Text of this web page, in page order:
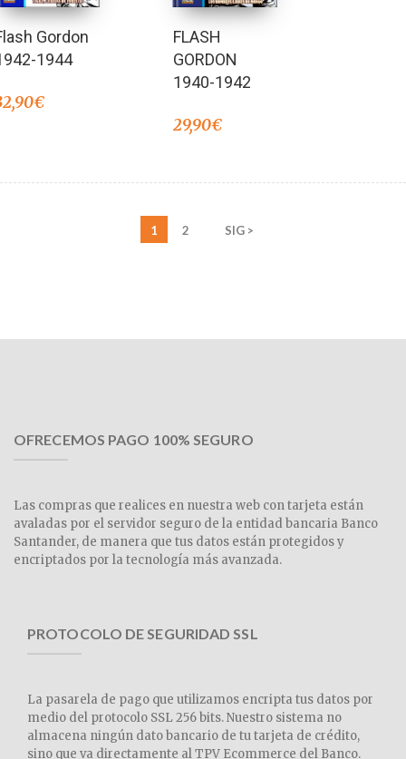
Gordon
1944
€
FLASH
GORDON
1940-1942
29,90€
1 2 SIG >
OFRECEMOS PAGO 100% SEGURO
Las compras que realices en nuestra web con tarjeta están
avaladas por el servidor seguro de la entidad bancaria Banco
Santander, de manera que tus datos están protegidos y
encriptados por la tecnología más avanzada.
PROTOCOLO DE SEGURIDAD SSL
La pasarela de pago que utilizamos encripta tus datos por
medio del protocolo SSL 256 bits. Nuestro sistema no
almacena ningún dato bancario de tu tarjeta de crédito,
sino que va directamente al TPV Ecommerce del Banco.